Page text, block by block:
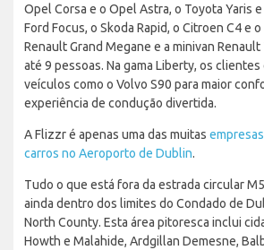
Opel Corsa e o Opel Astra, o Toyota Yaris e
Ford Focus, o Skoda Rapid, o Citroen C4 e
Renault Grand Megane e a minivan
até 9 pessoas. Na gama Liberty, os
veículos como o Volvo S90 para maior
experiência de condução divertida.
A Flizzr é apenas uma das muitas
carros no Aeroporto de Dublin.
Tudo o que está fora da estrada circular
ainda dentro dos limites do Condado de
North County. Esta área pitoresca inclui
Howth e Malahide, Ardgillan Demesne,